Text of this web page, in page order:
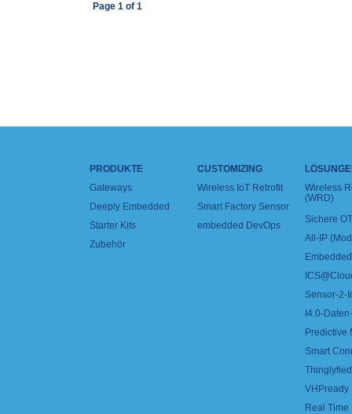
Page 1 of 1
PRODUKTE
Gateways
Deeply Embedded
Starter Kits
Zubehör
CUSTOMIZING
Wireless IoT Retrofit
Smart Factory Sensor
embedded DevOps
Wireless
(WRD)
Sichere
All-IP
Sensor-2-
I4.0-
Predictive
Smart
VHPready
Real